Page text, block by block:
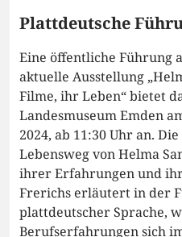
Plattdeutsche
Eine öffentliche Führung
aktuelle Ausstellung
Filme, ihr Leben“ bietet
Landesmuseum Emden
2024, ab 11:30 Uhr an.
Lebensweg von Helma
ihrer Erfahrungen und
Frerichs erläutert in der
plattdeutscher Sprache,
Berufserfahrungen sich